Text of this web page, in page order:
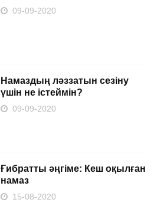
09-09-2020
Намаздың ләззатын cезіну
үшін не істеймін?
09-09-2020
Ғибратты әңгіме: Кеш оқылған
намаз
15-08-2020